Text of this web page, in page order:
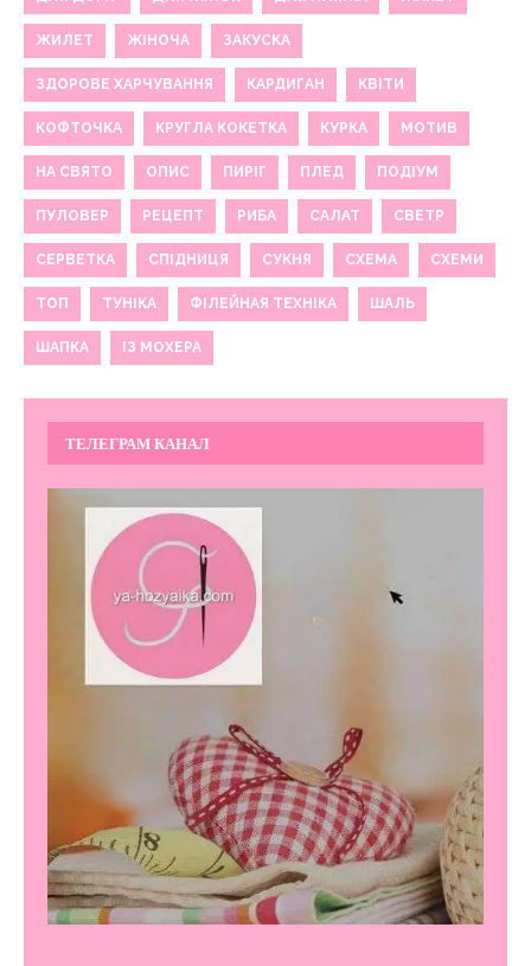
ЖИЛЕТ ЖІНОЧА ЗАКУСКА
ЗДОРОВЕ ХАРЧУВАННЯ КАРДИГАН КВІТИ
КОФТОЧКА КРУГЛА КОКЕТКА КУРКА МОТИВ
НА СВЯТО ОПИС ПИРІГ ПЛЕД ПОДІУМ
ПУЛОВЕР РЕЦЕПТ РИБА САЛАТ СВЕТР
СЕРВЕТКА СПІДНИЦЯ СУКНЯ СХЕМА СХЕМИ
ТОП ТУНІКА ФІЛЕЙНАЯ ТЕХНІКА ШАЛЬ
ШАПКА ІЗ МОХЕРА
ТЕЛЕГРАМ КАНАЛ